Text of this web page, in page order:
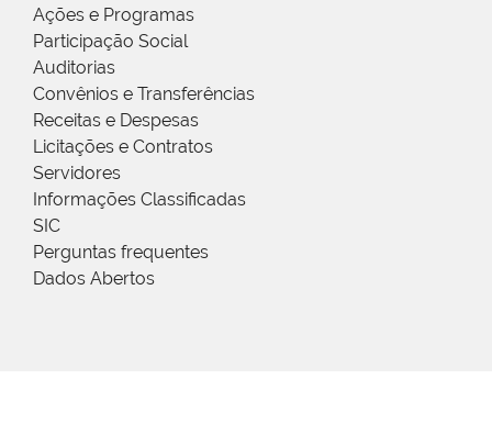
Ações e Programas
Participação Social
Auditorias
Convênios e Transferências
Receitas e Despesas
Licitações e Contratos
Servidores
Informações Classificadas
SIC
Perguntas frequentes
Dados Abertos